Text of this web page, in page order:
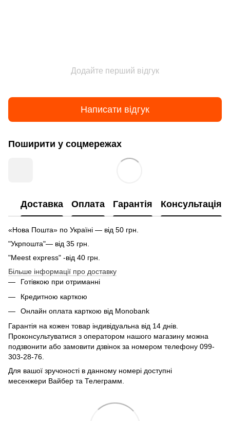
Додайте перший відгук
Написати відгук
Поширити у соцмережах
Доставка Оплата Гарантія Консультація
«Нова Пошта» по Україні — від 50 грн.
"Укрпошта"— від 35 грн.
"Meest express" -від 40 грн.
Більше інформації про доставку
Готівкою при отриманні
Кредитною карткою
Онлайн оплата карткою від Monobank
Гарантія на кожен товар індивідуальна від 14 днів.
Проконсультуватися з оператором нашого магазину можна
подзвонити або замовити дзвінок за номером телефону 099-
303-28-76.
Для вашої зручоності в данному номері доступні
месенжери Вайбер та Телеграмм.